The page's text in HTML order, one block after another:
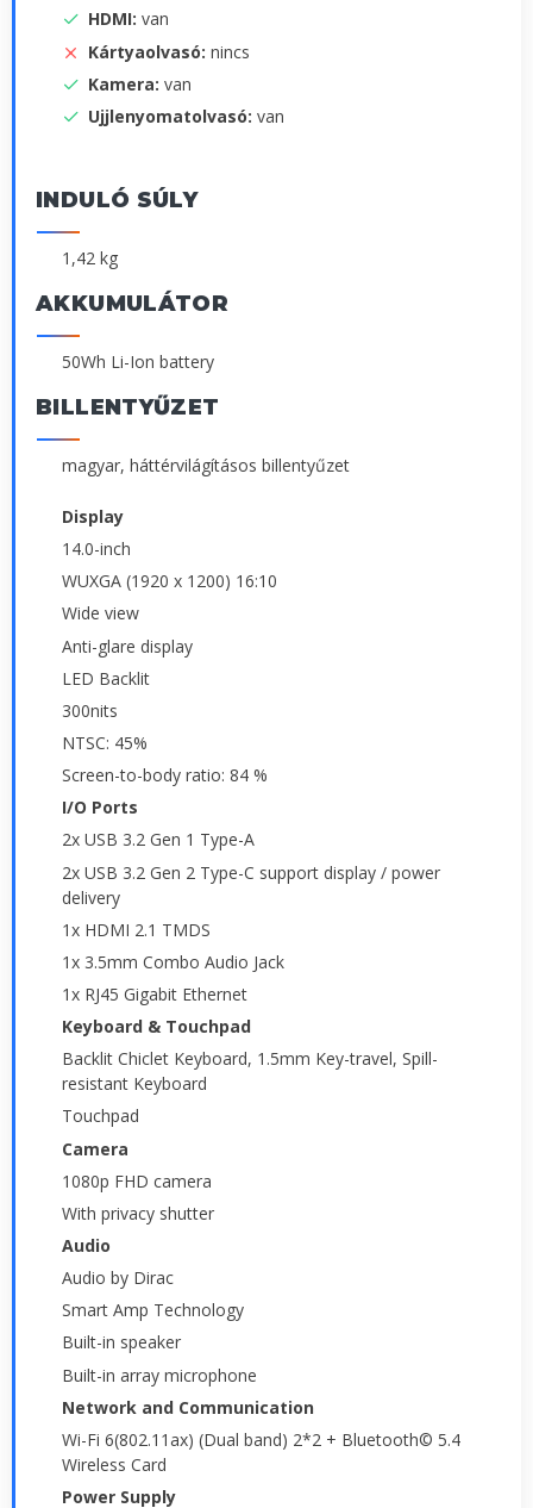
HDMI: van
Kártyaolvasó: nincs
Kamera: van
Ujjlenyomatolvasó: van
INDULÓ SÚLY
1,42 kg
AKKUMULÁTOR
50Wh Li-Ion battery
BILLENTYŰZET
magyar, háttérvilágításos billentyűzet
Display
14.0-inch
WUXGA (1920 x 1200) 16:10
Wide view
Anti-glare display
LED Backlit
300nits
NTSC: 45%
Screen-to-body ratio: 84 %
I/O Ports
2x USB 3.2 Gen 1 Type-A
2x USB 3.2 Gen 2 Type-C support display / power
delivery
1x HDMI 2.1 TMDS
1x 3.5mm Combo Audio Jack
1x RJ45 Gigabit Ethernet
Keyboard & Touchpad
Backlit Chiclet Keyboard, 1.5mm Key-travel, Spill-
resistant Keyboard
Touchpad
Camera
1080p FHD camera
With privacy shutter
Audio
Audio by Dirac
Smart Amp Technology
Built-in speaker
Built-in array microphone
Network and Communication
Wi-Fi 6(802.11ax) (Dual band) 2*2 + Bluetooth© 5.4
Wireless Card
Power Supply